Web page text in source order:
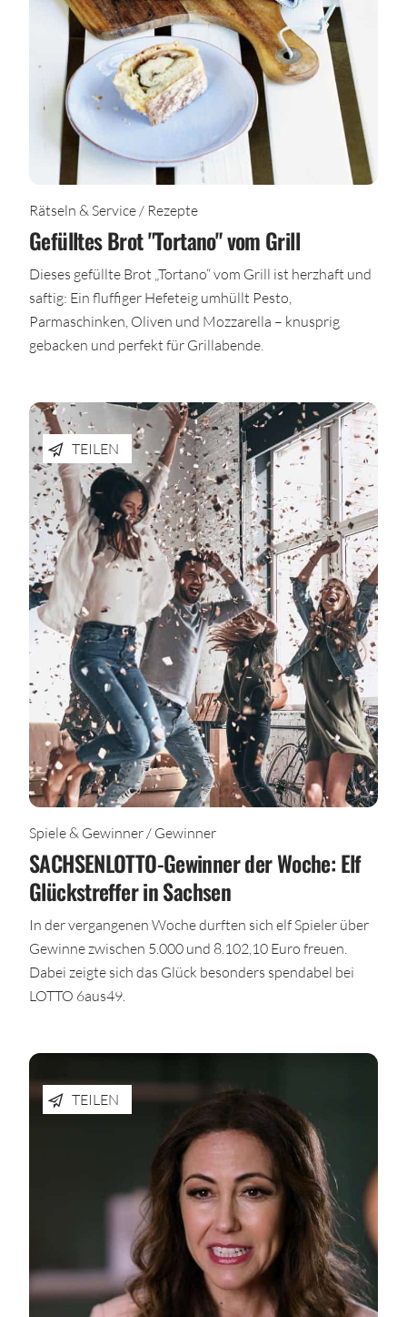
Rätseln & Service / Rezepte
Gefülltes Brot "Tortano" vom Grill
Dieses gefüllte Brot „Tortano“ vom Grill ist herzhaft und
saftig: Ein fluffiger Hefeteig umhüllt Pesto,
Parmaschinken, Oliven und Mozzarella – knusprig
gebacken und perfekt für Grillabende.
TEILEN
Spiele & Gewinner / Gewinner
SACHSENLOTTO-Gewinner der Woche: Elf
Glückstreffer in Sachsen
In der vergangenen Woche durften sich elf Spieler über
Gewinne zwischen 5.000 und 8.102,10 Euro freuen.
Dabei zeigte sich das Glück besonders spendabel bei
LOTTO 6aus49.
TEILEN